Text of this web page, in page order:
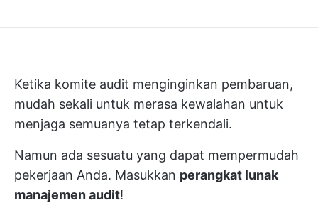
Ketika komite audit menginginkan pembaruan,
mudah sekali untuk merasa kewalahan untuk
menjaga semuanya tetap terkendali.
Namun ada sesuatu yang dapat mempermudah
pekerjaan Anda. Masukkan perangkat lunak
manajemen audit!